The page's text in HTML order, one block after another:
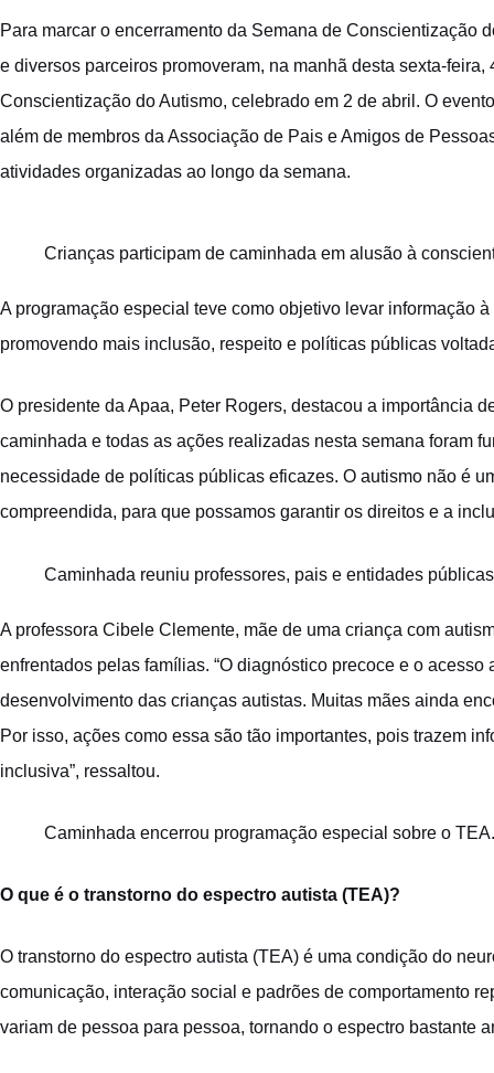
Para marcar o encerramento da Semana de Conscientização
e diversos parceiros promoveram, na manhã desta sexta-
Conscientização do Autismo, celebrado em 2 de abril. O
além de membros da Associação de Pais e Amigos de
atividades organizadas ao longo da semana.
Crianças participam de caminhada em alusão à
A programação especial teve como objetivo levar informação
promovendo mais inclusão, respeito e políticas públicas
O presidente da Apaa, Peter Rogers, destacou a importância
caminhada e todas as ações realizadas nesta semana foram
necessidade de políticas públicas eficazes. O autismo não é
compreendida, para que possamos garantir os direitos e a
Caminhada reuniu professores, pais e entidades
A professora Cibele Clemente, mãe de uma criança com
enfrentados pelas famílias. “O diagnóstico precoce e o
desenvolvimento das crianças autistas. Muitas mães ainda
Por isso, ações como essa são tão importantes, pois trazem
inclusiva”, ressaltou.
Caminhada encerrou programação especial sobre o
O que é o transtorno do espectro autista (TEA)?
O transtorno do espectro autista (TEA) é uma condição do
comunicação, interação social e padrões de comportamento
variam de pessoa para pessoa, tornando o espectro bastante